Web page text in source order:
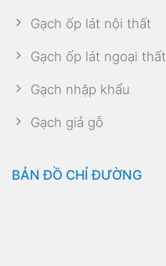
Gạch ốp lát nội thất
Gạch ốp lát ngoại thất
Gạch nhập khẩu
Gạch giả gỗ
BẢN ĐỒ CHỈ ĐƯỜNG